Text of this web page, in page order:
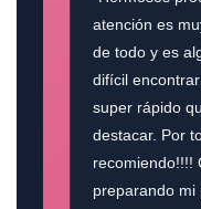
atención es
de todo y es
difícil
super rápido
destacar. Por
recomiendo!!!!
preparando mi